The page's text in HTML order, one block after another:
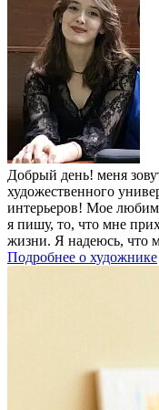
Добрый день! меня
художественного
интерьеров! Мое
я пишу, то, что мне
жизни. Я надеюсь, что
Подробнее о художнике